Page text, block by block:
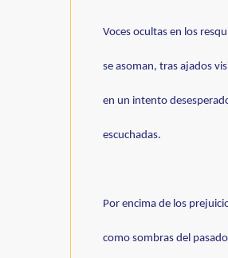
Voces ocultas en los
se asoman, tras ajados
en un intento
escuchadas.
Por encima de los
como sombras del